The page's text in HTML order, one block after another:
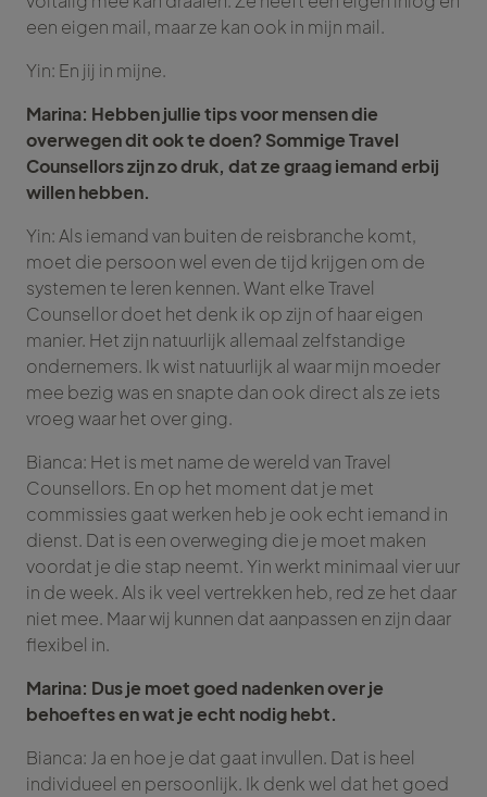
een eigen mail, maar ze kan ook in mijn mail.
Yin: En jij in mijne.
Marina: Hebben jullie tips voor mensen die
overwegen dit ook te doen? Sommige Travel
Counsellors zijn zo druk, dat ze graag iemand erbij
willen hebben.
Yin: Als iemand van buiten de reisbranche komt,
moet die persoon wel even de tijd krijgen om de
systemen te leren kennen. Want elke Travel
Counsellor doet het denk ik op zijn of haar eigen
manier. Het zijn natuurlijk allemaal zelfstandige
ondernemers. Ik wist natuurlijk al waar mijn moeder
mee bezig was en snapte dan ook direct als ze iets
vroeg waar het over ging.
Bianca: Het is met name de wereld van Travel
Counsellors. En op het moment dat je met
commissies gaat werken heb je ook echt iemand in
dienst. Dat is een overweging die je moet maken
voordat je die stap neemt. Yin werkt minimaal vier uur
in de week. Als ik veel vertrekken heb, red ze het daar
niet mee. Maar wij kunnen dat aanpassen en zijn daar
flexibel in.
Marina: Dus je moet goed nadenken over je
behoeftes en wat je echt nodig hebt.
Bianca: Ja en hoe je dat gaat invullen. Dat is heel
individueel en persoonlijk. Ik denk wel dat het goed